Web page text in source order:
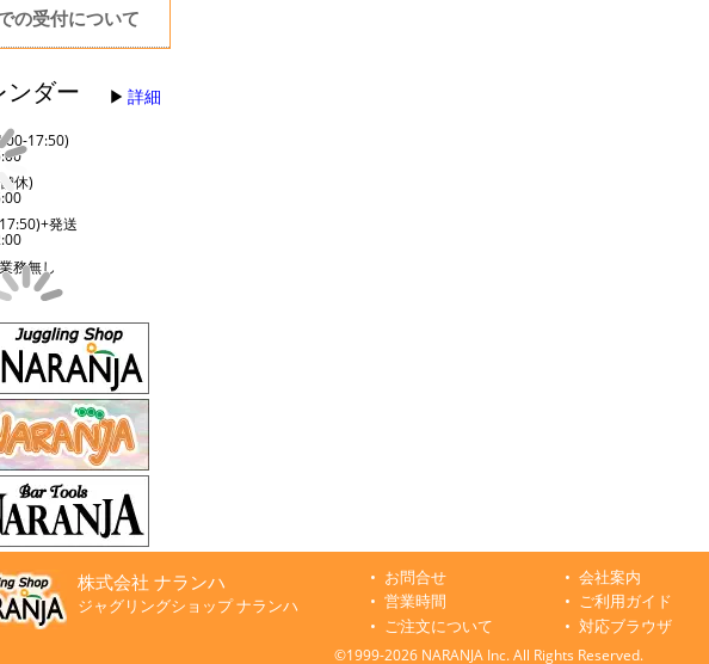
の受付について
ンダー 詳細
17:50)
休)
発送
務無し
株式会社 ナランハ
ジャグリングショップ ナランハ
お問合せ 会社案内
営業時間
ご利用ガイド
ご注文について
対応ブラウザ
©1999-2026 NARANJA Inc. All Rights Reserved.